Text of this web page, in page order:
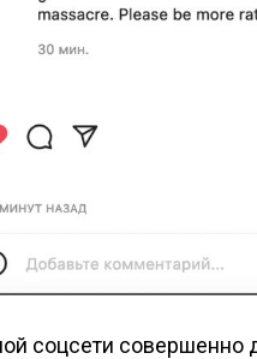
соцсети совершенно